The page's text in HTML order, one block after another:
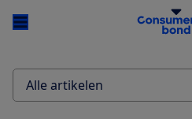
Alle artikelen